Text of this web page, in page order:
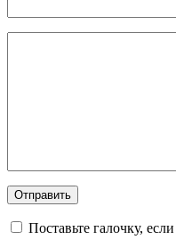
Поставьте галочку,